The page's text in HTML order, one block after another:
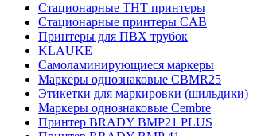
Стационарные THT принтеры
Стационарные принтеры CAB
Принтеры для ПВХ трубок
KLAUKE
Самоламинирующиеся маркеры
Маркеры однознаковые CBMR25
Этикетки для маркировки (шильдики)
Маркеры однознаковые Cembre
Принтер BRADY BMP21 PLUS